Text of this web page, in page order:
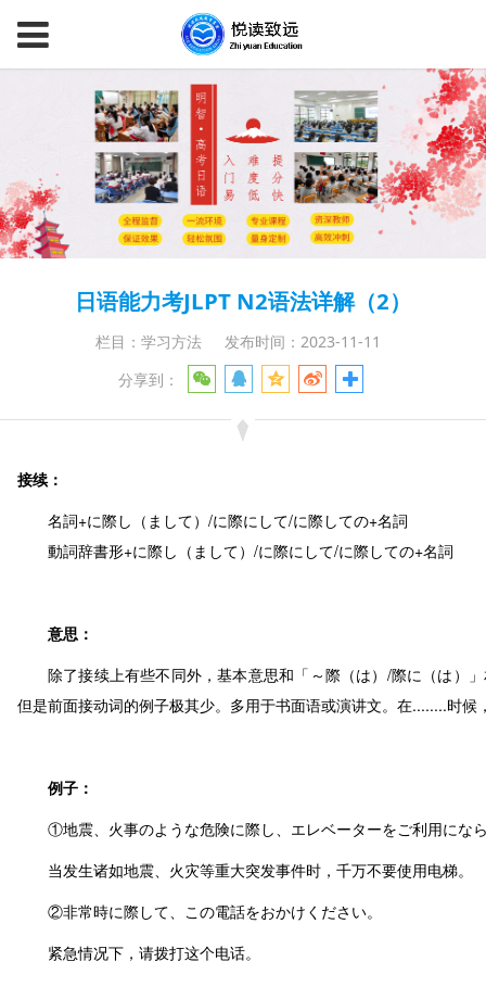
日语能力考JLPT N2语法详解（2）
栏目：学习方法
发布时间：2023-11-11
分享到：
接续：
名詞+に際し（まして）/に際にして/に際しての+名詞
動詞辞書形+に際し（まして）/に際にして/に際しての+名詞
意思：
除了接续上有些不同外，基本意思和「～際（は）/際に（は）
但是前面接动词的例子极其少。多用于书面语或演讲文。在........时
例子：
①地震、火事のような危険に際し、エレベーターをご利用にな
当发生诸如地震、火灾等重大突发事件时，千万不要使用电梯。
②非常時に際して、この電話をおかけください。
紧急情况下，请拨打这个电话。